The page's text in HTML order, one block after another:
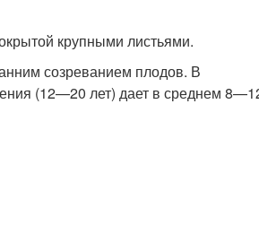
крупными листьями.
созреванием плодов. В
(12—20 лет) дает в среднем